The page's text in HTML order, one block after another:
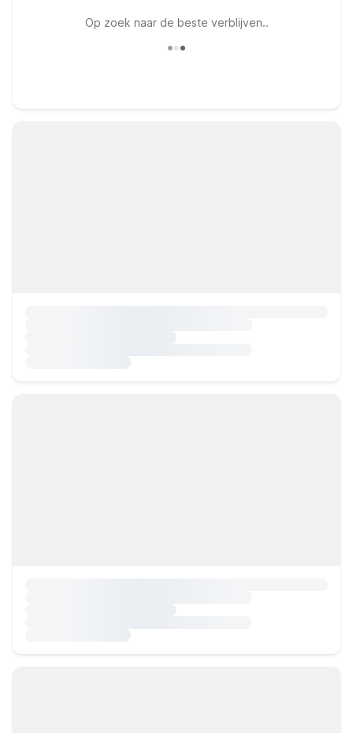
Op zoek naar de beste verblijven..